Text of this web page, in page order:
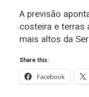
A previsão
costeira e terras
mais altos da
Share this:
Facebook